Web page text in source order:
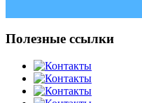
Полезные ссылки